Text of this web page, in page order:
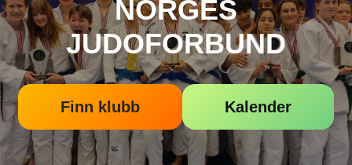
NORGES
JUDOFORBUND
Finn klubb Kalender